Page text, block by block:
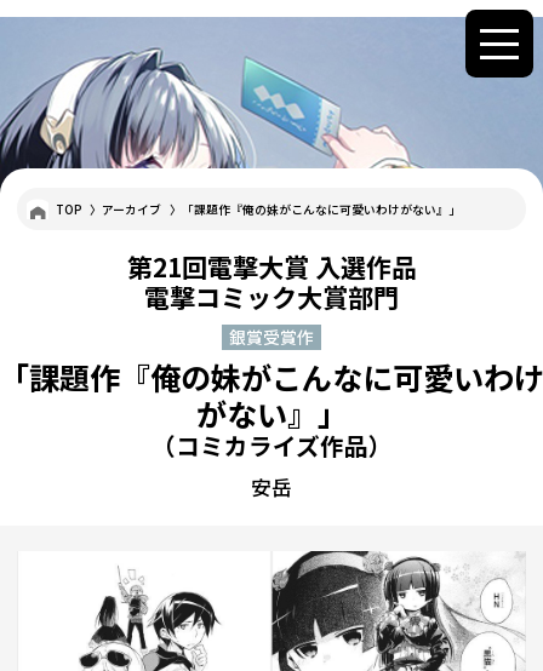
TOP アーカイブ 「課題作『俺の妹がこんなに可愛いわけがない』」
第21回電撃大賞 入選作品
電撃コミック大賞部門
銀賞受賞作
「課題作『俺の妹がこんなに可愛いわけ
がない』」
（コミカライズ作品）
安岳